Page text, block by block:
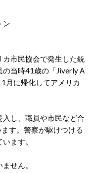
ン
市民協会で発生した銃
の当時41歳の「Jiverly A
月に帰化してアメリカ
し、職員や市民など合
す。警察が駆けつける
ます。
せん。